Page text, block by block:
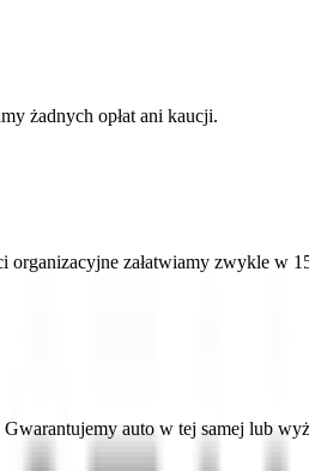
żadnych opłat ani kaucji.
załatwiamy zwykle w
auto w tej samej lub